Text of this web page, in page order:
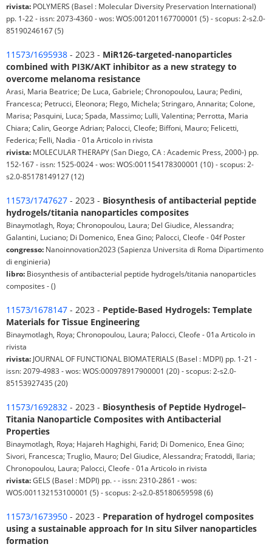
rivista: POLYMERS (Basel : Molecular Diversity Preservation International)
pp. 1-22 - issn: 2073-4360 - wos: WOS:001201167700001 (5) - scopus: 2-s2.0-
85190246167 (5)
11573/1695938 - 2023 - MiR126-targeted-nanoparticles
combined with PI3K/AKT inhibitor as a new strategy to
overcome melanoma resistance
Arasi, Maria Beatrice; De Luca, Gabriele; Chronopoulou, Laura; Pedini,
Francesca; Petrucci, Eleonora; Flego, Michela; Stringaro, Annarita; Colone,
Marisa; Pasquini, Luca; Spada, Massimo; Lulli, Valentina; Perrotta, Maria
Chiara; Calin, George Adrian; Palocci, Cleofe; Biffoni, Mauro; Felicetti,
Federica; Felli, Nadia - 01a Articolo in rivista
rivista: MOLECULAR THERAPY (San Diego, CA : Academic Press, 2000-) pp.
152-167 - issn: 1525-0024 - wos: WOS:001154178300001 (10) - scopus: 2-
s2.0-85178149127 (12)
11573/1747627 - 2023 - Biosynthesis of antibacterial peptide
hydrogels/titania nanoparticles composites
Binaymotlagh, Roya; Chronopoulou, Laura; Del Giudice, Alessandra;
Galantini, Luciano; Di Domenico, Enea Gino; Palocci, Cleofe - 04f Poster
congresso: Nanoinnovation2023 (Sapienza Universita di Roma Dipartimento
di enginieria)
libro: Biosynthesis of antibacterial peptide hydrogels/titania nanoparticles
composites - ()
11573/1678147 - 2023 - Peptide-Based Hydrogels: Template
Materials for Tissue Engineering
Binaymotlagh, Roya; Chronopoulou, Laura; Palocci, Cleofe - 01a Articolo in
rivista
rivista: JOURNAL OF FUNCTIONAL BIOMATERIALS (Basel : MDPI) pp. 1-21 -
issn: 2079-4983 - wos: WOS:000978917900001 (20) - scopus: 2-s2.0-
85153927435 (20)
11573/1692832 - 2023 - Biosynthesis of Peptide Hydrogel–
Titania Nanoparticle Composites with Antibacterial
Properties
Binaymotlagh, Roya; Hajareh Haghighi, Farid; Di Domenico, Enea Gino;
Sivori, Francesca; Truglio, Mauro; Del Giudice, Alessandra; Fratoddi, Ilaria;
Chronopoulou, Laura; Palocci, Cleofe - 01a Articolo in rivista
rivista:GELS (Basel : MDPI) pp. - - issn: 2310-2861 - wos:
WOS:001132153100001 (5) - scopus: 2-s2.0-85180659598 (6)
11573/1673950 - 2023 - Preparation of hydrogel composites
using a sustainable approach for In situ Silver nanoparticles
formation